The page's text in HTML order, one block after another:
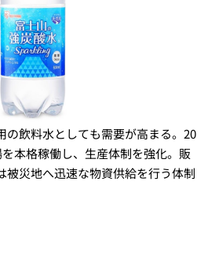
の飲料水としても需要が高まる。20
本格稼働し、生産体制を強化。販
被災地へ迅速な物資供給を行う体制